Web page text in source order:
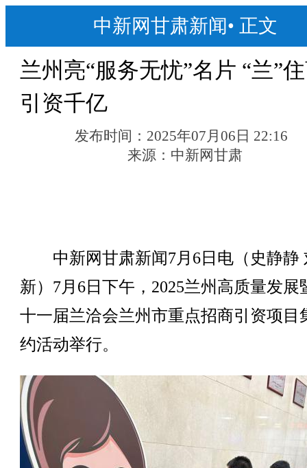
中新网甘肃新闻• 正文
兰州亮“服务无忧”名片 “兰”
引资千亿
发布时间： 2025年07月06日 22:16
来源： 中新网甘肃
中新网甘肃新闻7月6日电（史静静
新）7月6日下午，2025兰州高质量发展
十一届兰洽会兰州市重点招商引资项目
约活动举行。